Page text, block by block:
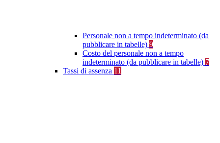
Personale non a tempo indeterminato (da
pubblicare in tabelle) 9
Costo del personale non a tempo
indeterminato (da pubblicare in tabelle) 7
Tassi di assenza 11